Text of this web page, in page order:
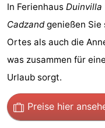
Minigolfplätze
Wellness-
&
Städte
Natur
Sport
In Ferienhaus Duinvilla
Cadzandgenießen Sie
Ortes als auch die
was zusammen für
Urlaub sorgt.
Preise hier